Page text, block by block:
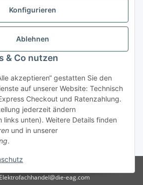
Konfigurieren
Ablehnen
& Co nutzen
akzeptieren“ gestatten Sie den
auf unserer Website: Technisch
Checkout und Ratenzahlung.
jederzeit ändern
links unten). Weitere Details finden
und in unserer
.
Vertrag widerrufen
05.00 - 18.00 Uhr | Samstag: 09.00
angef. Minute) oder per E-Mail über
Kontaktformular
USt., zzgl.Versand | - ACHTUNG: Bei
Produktbild abgebildete Möbelfront ist nicht im
enthalten.
eag.com